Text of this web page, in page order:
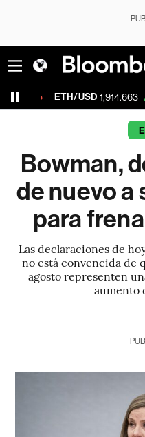
ETH/USD 1,914.663 +0.03%
Bowman,
de nuevo a
para
Las declaraciones de
no está convencida de
agosto representen
aumento